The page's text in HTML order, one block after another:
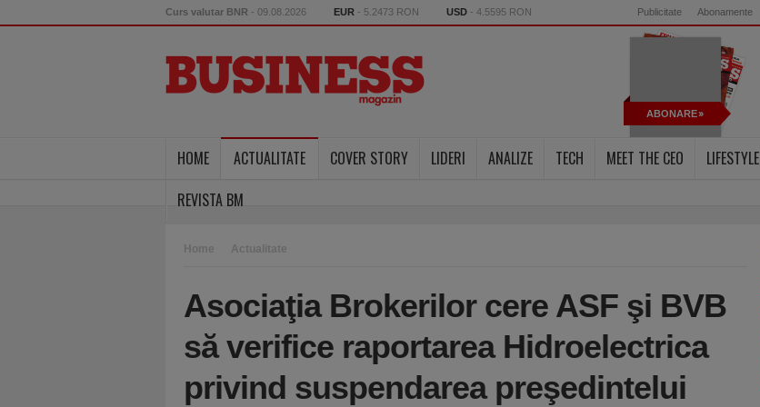
Curs valutar BNR - 09.08.2026 EUR - 5.2473 RON USD - 4.5595 RON Publicitate Abonamente
ABONARE
HOME ACTUALITATE COVER STORY LIDERI ANALIZE TECH MEET THE CEO LIFESTYLE
REVISTA BM
Home Actualitate
Asociaţia Brokerilor cere ASF şi BVB
să verifice raportarea Hidroelectrica
privind suspendarea preşedintelui